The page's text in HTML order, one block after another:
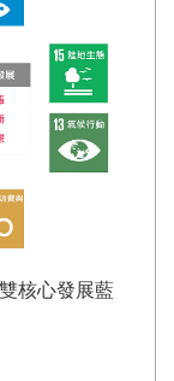
核心發展藍